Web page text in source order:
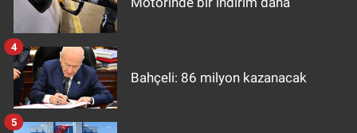
Bahçeli: 86 milyon kazanacak
4
5